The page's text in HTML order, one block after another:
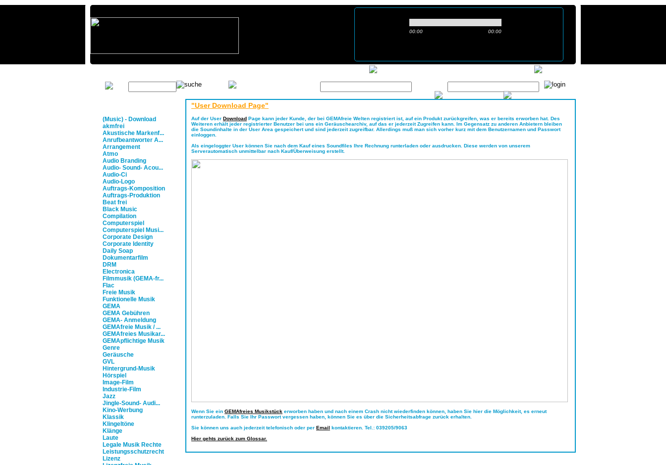
00:00 00:00
(Music) - Download
akmfrei
Akustische Markenf...
Anrufbeantworter A...
Arrangement
Atmo
Audio Branding
Audio- Sound- Acou...
Audio-Ci
Audio-Logo
Auftrags-Komposition
Auftrags-Produktion
Beat frei
Black Music
Compilation
Computerspiel
Computerspiel Musi...
Corporate Design
Corporate Identity
Daily Soap
Dokumentarfilm
DRM
Electronica
Filmmusik (GEMA-fr...
Flac
Freie Musik
Funktionelle Musik
GEMA
GEMA Gebühren
GEMA- Anmeldung
GEMAfreie Musik / ...
GEMAfreies Musikar...
GEMApflichtige Musik
Genre
Geräusche
GVL
Hintergrund-Musik
Hörspiel
Image-Film
Industrie-Film
Jazz
Jingle-Sound- Audi...
Kino-Werbung
Klassik
Klingeltöne
Klänge
Laute
Legale Musik Rechte
Leistungsschutzrecht
Lizenz
"User Download Page"
Auf der User Download Page kann jeder Kunde, der bei GEMAfreie Welten registriert ist, auf ein Produkt zurückgreifen, was er bereits erworben hat. Des
Weiteren erhält jeder registrierter Benutzer bei uns ein Geräuschearchiv, auf das er jederzeit Zugreifen kann. Im Gegensatz zu anderen Anbietern bleiben
die Soundinhalte in der User Area gespeichert und sind jederzeit zugreifbar. Allerdings muß man sich vorher kurz mit dem Benutzernamen und Passwort
einloggen.
Als eingeloggter User können Sie nach dem Kauf eines Soundfiles Ihre Rechnung runterladen oder ausdrucken. Diese werden von unserem
Serverautomatisch unmittelbar nach Kauf/Überweisung erstellt.
Wenn Sie ein GEMAfreies Musikstück erworben haben und nach einem Crash nicht wiederfinden können, haben Sie hier die Möglichkeit, es erneut
runterzuladen. Falls Sie Ihr Passwort vergessen haben, können Sie es über die Sicherheitsabfrage zurück erhalten.
Sie können uns auch jederzeit telefonisch oder per Email kontaktieren. Tel.: 039205/9063
Hier gehts zurück zum Glossar.